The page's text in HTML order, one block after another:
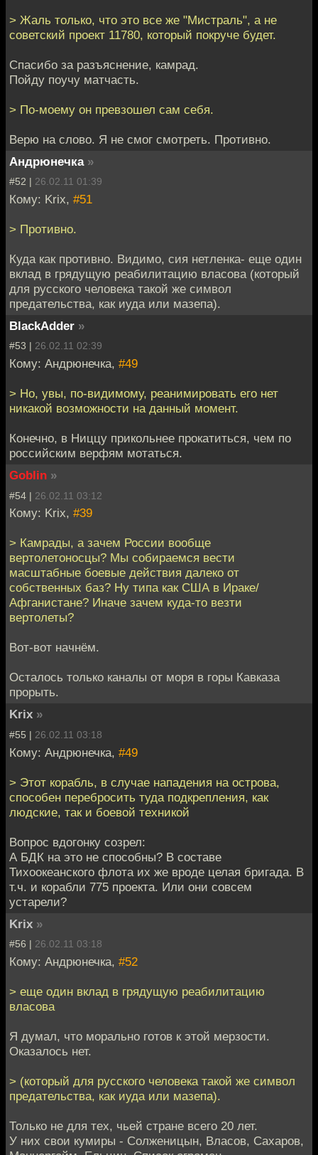
> Жаль только, что это все же "Мистраль", а не
советский проект 11780, который покруче будет.
Спасибо за разъяснение, камрад.
Пойду поучу матчасть.
> По-моему он превзошел сам себя.
Верю на слово. Я не смог смотреть. Противно.
Андрюнечка »
#52 | 26.02.11 01:39
Кому: Krix, #51
> Противно.
Куда как противно. Видимо, сия нетленка- еще один
вклад в грядущую реабилитацию власова (который
для русского человека такой же символ
предательства, как иуда или мазепа).
BlackAdder »
#53 | 26.02.11 02:39
Кому: Андрюнечка, #49
> Но, увы, по-видимому, реанимировать его нет
никакой возможности на данный момент.
Конечно, в Ниццу прикольнее прокатиться, чем по
российским верфям мотаться.
Goblin »
#54 | 26.02.11 03:12
Кому: Krix, #39
> Камрады, а зачем России вообще
вертолетоносцы? Мы собираемся вести
масштабные боевые действия далеко от
собственных баз? Ну типа как США в Ираке/
Афганистане? Иначе зачем куда-то везти
вертолеты?
Вот-вот начнём.
Осталось только каналы от моря в горы Кавказа
прорыть.
Krix »
#55 | 26.02.11 03:18
Кому: Андрюнечка, #49
> Этот корабль, в случае нападения на острова,
способен перебросить туда подкрепления, как
людские, так и боевой техникой
Вопрос вдогонку созрел:
А БДК на это не способны? В составе
Тихоокеанского флота их же вроде целая бригада. В
т.ч. и корабли 775 проекта. Или они совсем
устарели?
Krix »
#56 | 26.02.11 03:18
Кому: Андрюнечка, #52
> еще один вклад в грядущую реабилитацию
власова
Я думал, что морально готов к этой мерзости.
Оказалось нет.
> (который для русского человека такой же символ
предательства, как иуда или мазепа).
Только не для тех, чьей стране всего 20 лет.
У них свои кумиры - Солженицын, Власов, Сахаров,